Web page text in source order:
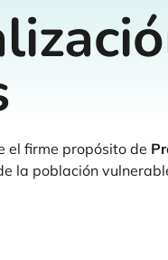
el firme propósito de
la población